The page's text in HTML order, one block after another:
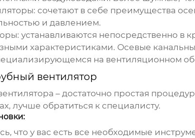
: сочетают в себе преимущества
и давлением.
: устанавливаются непосредственно в
характеристиками. Осевые
на вентиляционном
вентилятор
– достаточно простая
лучше обратиться к специалисту.
что у вас есть все необходимые